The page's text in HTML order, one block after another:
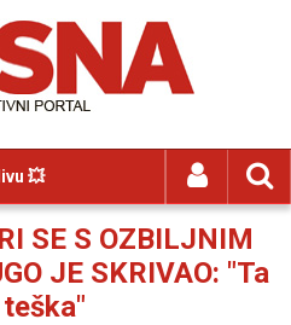
💥
SE S OZBILJNIM
JE SKRIVAO: "Ta